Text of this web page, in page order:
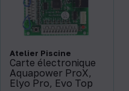
Atelier Piscine
Carte électronique
Aquapower ProX,
Elyo Pro, Evo Top